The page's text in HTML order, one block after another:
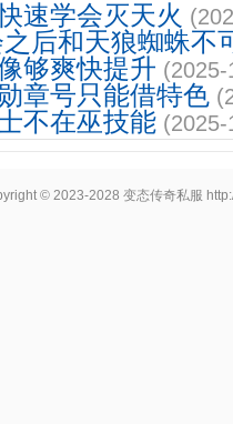
速学会灭天火
后和天狼蜘蛛不
够爽快提升
章号只能借特色
不在巫技能
© 2023-2028变态传奇私服